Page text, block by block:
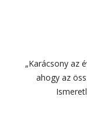
„Karácsony az
ahogy az